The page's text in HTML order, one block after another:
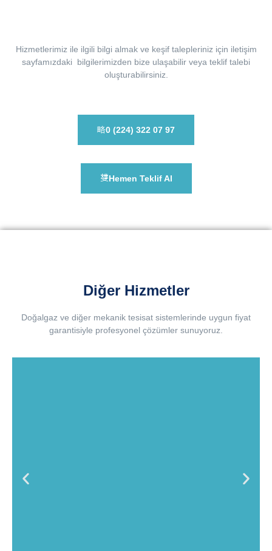
Hizmetlerimiz ile ilgili bilgi almak ve keşif talepleriniz için iletişim
sayfamızdaki bilgilerimizden bize ulaşabilir veya teklif talebi
oluşturabilirsiniz.
0 (224) 322 07 97
Hemen Teklif Al
Diğer Hizmetler
Doğalgaz ve diğer mekanik tesisat sistemlerinde uygun fiyat
garantisiyle profesyonel çözümler sunuyoruz.